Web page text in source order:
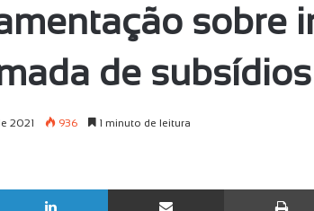
sobre
de subsídios
2021 936 1 minuto de leitura
Linkedin Compartilhar via e-mail